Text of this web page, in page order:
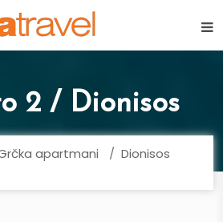
2 / Dionisos
apartmani
Dionisos